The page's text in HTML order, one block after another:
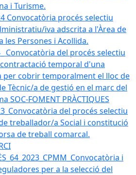
i Turisme.
Convocatòria procés selectiu
iva adscrita a l'Àrea de
les Persones i Acollida.
Convocatòria del procés selectiu
temporal d'una
per cobrir temporalment el lloc de
Tècnic/a de gestió en el marc del
SOC-FOMENT PRÀCTIQUES
del procés selectiu
treballador/a Social i constitució
de treball comarcal.
i
per a la selecció del